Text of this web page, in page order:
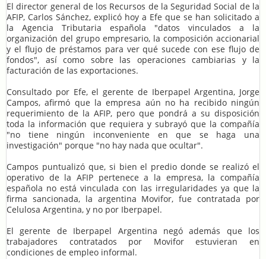
El director general de los Recursos de la Seguridad Social de la
AFIP, Carlos Sánchez, explicó hoy a Efe que se han solicitado a
la Agencia Tributaria española "datos vinculados a la
organización del grupo empresario, la composición accionarial
y el flujo de préstamos para ver qué sucede con ese flujo de
fondos", así como sobre las operaciones cambiarias y la
facturación de las exportaciones.
Consultado por Efe, el gerente de Iberpapel Argentina, Jorge
Campos, afirmó que la empresa aún no ha recibido ningún
requerimiento de la AFIP, pero que pondrá a su disposición
toda la información que requiera y subrayó que la compañía
"no tiene ningún inconveniente en que se haga una
investigación" porque "no hay nada que ocultar".
Campos puntualizó que, si bien el predio donde se realizó el
operativo de la AFIP pertenece a la empresa, la compañía
española no está vinculada con las irregularidades ya que la
firma sancionada, la argentina Movifor, fue contratada por
Celulosa Argentina, y no por Iberpapel.
El gerente de Iberpapel Argentina negó además que los
trabajadores contratados por Movifor estuvieran en
condiciones de empleo informal.